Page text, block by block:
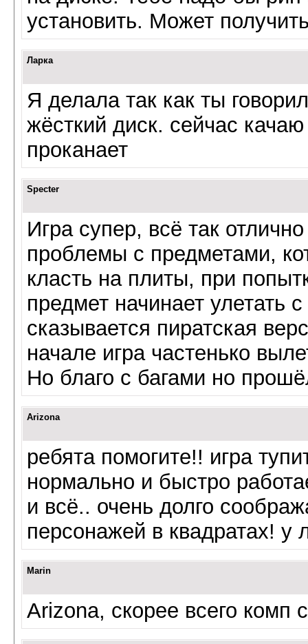
установить. Может
Ларка
Я делала так как ты
жёсткий диск. сейчас
проканает
Specter
Игра супер, всё так
проблемы с предметами,
класть на плиты, при
предмет начинает улетать
сказывается пиратская
начале игра частенько
Но благо с багами но
Arizona
ребята помогите!! игра
нормально и быстро
и всё.. очень долго
персонажей в квадратах!
Marin
Arizona, скорее всего комп